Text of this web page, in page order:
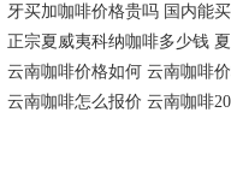
牙买加咖啡价格贵吗 国内能
正宗夏威夷科纳咖啡多少钱
云南咖啡价格如何 云南咖啡
云南咖啡怎么报价 云南咖啡